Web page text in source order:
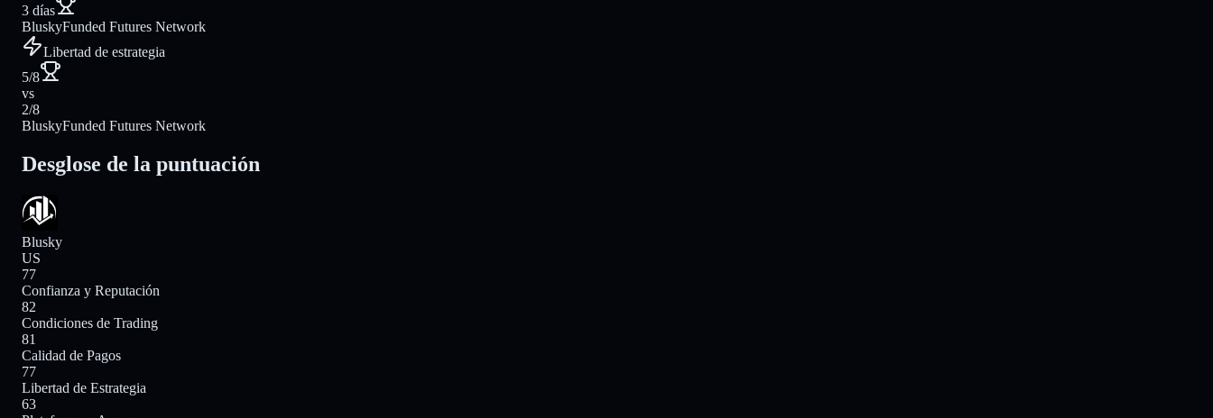
3 días
BluskyFunded Futures Network
Libertad de estrategia
5/8
vs
2/8
BluskyFunded Futures Network
Desglose de la puntuación
Blusky
US
77
Confianza y Reputación
82
Condiciones de Trading
81
Calidad de Pagos
77
Libertad de Estrategia
63